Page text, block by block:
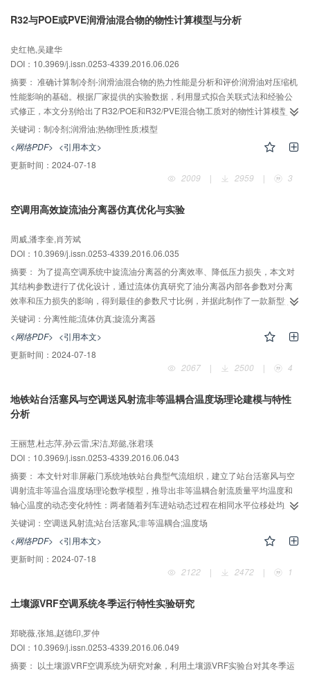
统，在标准工况下，分别为4.03和3.56，且在高于标准工况的环境温度情况
稳定运行，在替代R410A系统方面具有可行性。
R32与POE或PVE润滑油混合物的物性计算模型与分析
史红艳,吴建华
DOI：10.3969/j.issn.0253-4339.2016.06.026
摘要： 准确计算制冷剂-润滑油混合物的热力性能是分析和评价润滑油对压缩机
性能影响的基础。根据厂家提供的实验数据，利用显式拟合关联式法和经验公
式修正，本文分别给出了R32/POE和R32/PVE混合物工质对的物性计算模型，
同时用相同的方法给出了R410A/POE的混合物溶解度与黏度计算模型来进行对
比，模型对物性参数的预测值与厂家提供的实验数据的偏差均在5%以内，为压
缩机优化设计及性能分析提供了准确、可靠的热力学模型。此外，在GX工况下
对比分析了混合物溶解度随温度、压力的变化及混合物黏度随溶解度、温度、
压力的变化，并对混合物的物性做了比较分析，对于制冷剂R32，PVE润滑油
POE的混合性好。
关键词： 制冷剂;润滑油;热物理性质;模型
<网络PDF> <引用本文>
更新时间： 2024-07-18
2009
| 2959 | 3
空调用高效旋流油分离器仿真优化与实验
周威,潘李奎,肖芳斌
DOI：10.3969/j.issn.0253-4339.2016.06.035
摘要： 为了提高空调系统中旋流油分离器的分离效率、降低压力损失，本文对
其结构参数进行了优化设计，通过流体仿真研究了油分离器内部各参数对分离
效率和压力损失的影响，得到最佳的参数尺寸比例，并据此制作了一款新型油
分离器，安装在空调系统中进行实验测试。实验结果表明：新型油分离器在回
油工况（最低制冷剂流速）下分离效率由95.5%提高到99.0%，名义制冷工况下
分离效率由97.3%提高到99.6%；名义制冷工况下压力损失由55.2 kPa降低至
23.1 kPa；同时获得了油滴颗粒的分布函数。
关键词： 分离性能;流体仿真;旋流分离器
<网络PDF> <引用本文>
更新时间： 2024-07-18
2067
| 2500 | 4
地铁站台活塞风与空调送风射流非等温耦合温度场理论建模与特性
分析
王丽慧,杜志萍,孙云雷,宋洁,郑懿,张君瑛
DOI：10.3969/j.issn.0253-4339.2016.06.043
摘要： 本文针对非屏蔽门系统地铁站台典型气流组织，建立了站台活塞风与空
调射流非等温合温度场理论数学模型，推导出非等温耦合射流质量平均温度和
轴心温度的动态变化特性：两者随着列车进站动态过程在相同水平位移处均呈
现温度值先逐渐降低（10~30 s）、保持最低值（40~70 s）和后面逐渐升高
（80~105 s）的变化特点，且两股射流非等温耦合的轴心温度略低于质量平均
温度。通过液体缩尺模型实验对这两股射流非等温耦合温度场理论模型进行了
验证，实验结果与耦合射流轴心温度理论计算值的最大误差均在5%以内。
关键词： 空调送风射流;站台活塞风;非等温耦合;温度场
<网络PDF> <引用本文>
更新时间： 2024-07-18
2122
| 2472 | 1
土壤源VRF空调系统冬季运行特性实验研究
郑晓薇,张旭,赵德印,罗仲
DOI：10.3969/j.issn.0253-4339.2016.06.049
摘要： 以土壤源VRF空调系统为研究对象，利用土壤源VRF实验台对其冬季运